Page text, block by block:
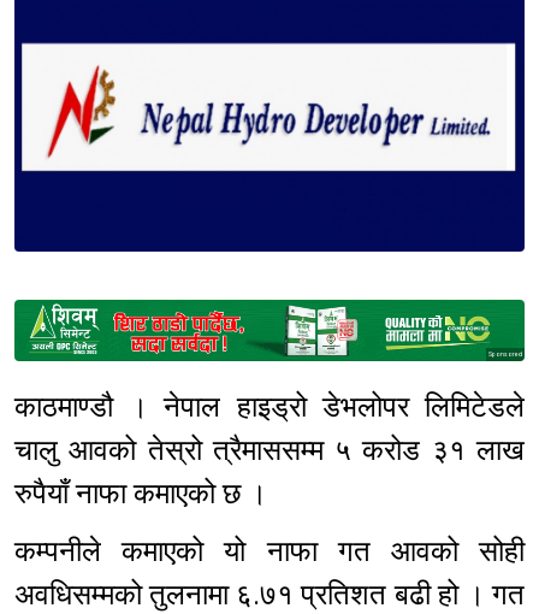
Sponsored
काठमाण्डौ । नेपाल हाइड्रो डेभलोपर लिमिटेडले
चालु आवको तेस्रो त्रैमाससम्म ५ करोड ३१ लाख
रुपैयाँ नाफा कमाएको छ ।
कम्पनीले कमाएको यो नाफा गत आवको सोही
अवधिसम्मको तुलनामा ६.७१ प्रतिशत बढी हो । गत